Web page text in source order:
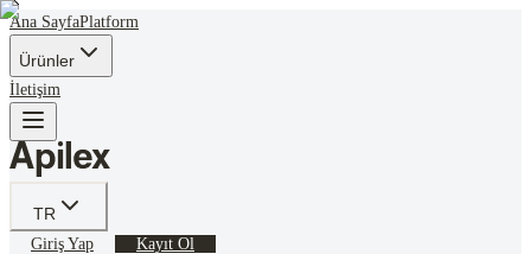
Ana SayfaPlatform
Ürünler
İletişim
TR
Giriş Yap Kayıt Ol